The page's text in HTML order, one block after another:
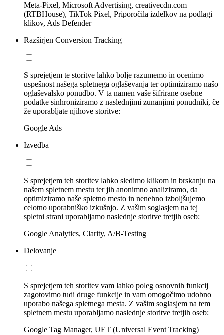
Meta-Pixel, Microsoft Advertising, creativecdn.com
(RTBHouse), TikTok Pixel, Priporočila izdelkov na podlagi
klikov, Ads Defender
Razširjen Conversion Tracking
S sprejetjem te storitve lahko bolje razumemo in ocenimo
uspešnost našega spletnega oglaševanja ter optimiziramo našo
oglaševalsko ponudbo. V ta namen vaše šifrirane osebne
podatke sinhroniziramo z naslednjimi zunanjimi ponudniki, če
že uporabljate njihove storitve:
Google Ads
Izvedba
S sprejetjem teh storitev lahko sledimo klikom in brskanju na
našem spletnem mestu ter jih anonimno analiziramo, da
optimiziramo naše spletno mesto in nenehno izboljšujemo
celotno uporabniško izkušnjo. Z vašim soglasjem na tej
spletni strani uporabljamo naslednje storitve tretjih oseb:
Google Analytics, Clarity, A/B-Testing
Delovanje
S sprejetjem teh storitev vam lahko poleg osnovnih funkcij
zagotovimo tudi druge funkcije in vam omogočimo udobno
uporabo našega spletnega mesta. Z vašim soglasjem na tem
spletnem mestu uporabljamo naslednje storitve tretjih oseb:
Google Tag Manager, UET (Universal Event Tracking)